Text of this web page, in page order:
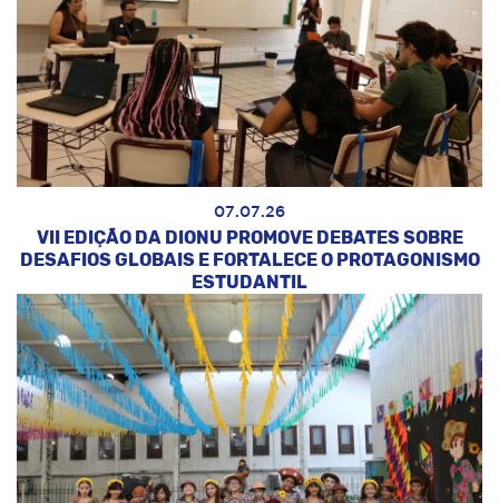
07.07.26
VII EDIÇÃO DA DIONU PROMOVE DEBATES SOBRE
DESAFIOS GLOBAIS E FORTALECE O PROTAGONISMO
ESTUDANTIL